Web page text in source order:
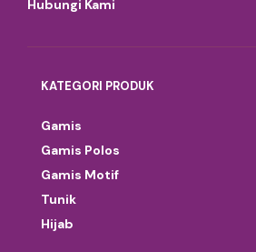
Hubungi Kami
KATEGORI PRODUK
Gamis
Gamis Polos
Gamis Motif
Tunik
Hijab